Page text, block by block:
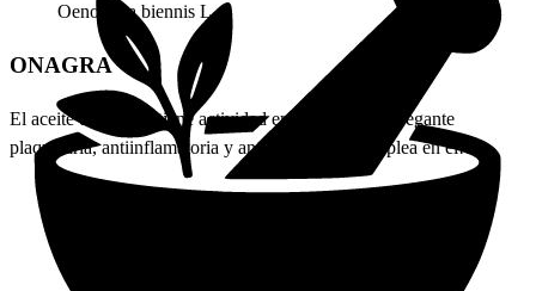
Oenothera biennis L.
ONAGRA
El aceite de onagra tiene actividad emoliente, antiagregante
plaquetaria, antiinflamatoria y antioxidante. Se emplea en el
tratamiento del sindrome premenstrual, mastalgia y eczema atopico.
En forma de cataplasma se utilizan preparaciones de la planta para
acelerar la cicatrizacion de heridas (Fetrow C. y col., 2000; Tyler V.,
2003; Vanaclocha B. y col., 2003).